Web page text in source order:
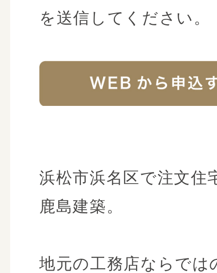
を送信してください。
浜松市浜名区で注文住
鹿島建築。
地元の工務店ならでは